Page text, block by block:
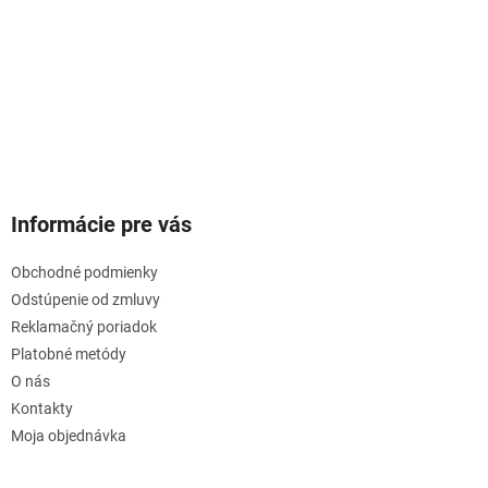
Informácie pre vás
Obchodné podmienky
Odstúpenie od zmluvy
Reklamačný poriadok
Platobné metódy
O nás
Kontakty
Moja objednávka